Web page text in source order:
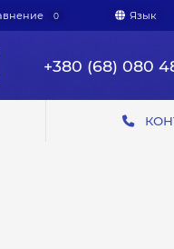
0 Язык
+380 (68) 080